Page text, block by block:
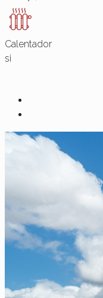
Calentador
si